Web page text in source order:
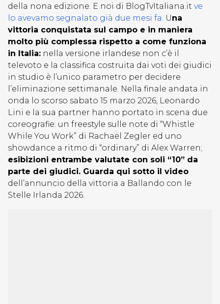
della nona edizione. E noi di BlogTvItaliana.it ve
lo avevamo segnalato già due mesi fa. Una
vittoria conquistata sul campo e in maniera
molto più complessa rispetto a come funziona
in Italia: nella versione irlandese non c’è il
televoto e la classifica costruita dai voti dei giudici
in studio è l’unico parametro per decidere
l’eliminazione settimanale. Nella finale andata in
onda lo scorso sabato 15 marzo 2026, Leonardo
Lini e la sua partner hanno portato in scena due
coreografie: un freestyle sulle note di “Whistle
While You Work” di Rachael Zegler ed uno
showdance a ritmo di “ordinary” di Alex Warren;
esibizioni entrambe valutate con soli “10” da
parte dei giudici. Guarda qui sotto il video
dell’annuncio della vittoria a Ballando con le
Stelle Irlanda 2026.